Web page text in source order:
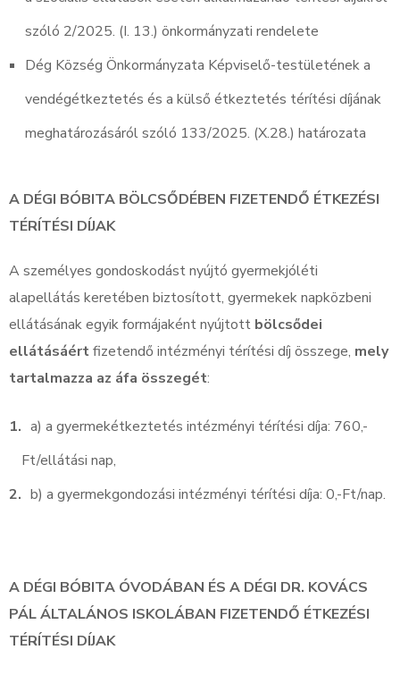
szóló 2/2025. (I. 13.) önkormányzati rendelete
Dég Község Önkormányzata Képviselő-testületének a
vendégétkeztetés és a külső étkeztetés térítési díjának
meghatározásáról szóló 133/2025. (X.28.) határozata
A DÉGI BÓBITA BÖLCSŐDÉBEN FIZETENDŐ ÉTKEZÉSI
TÉRÍTÉSI DÍJAK
A személyes gondoskodást nyújtó gyermekjóléti
alapellátás keretében biztosított, gyermekek napközbeni
ellátásának egyik formájaként nyújtott bölcsődei
ellátásáértfizetendő intézményi térítési díj összege, mely
tartalmazza az áfa összegét:
a) a gyermekétkeztetés intézményi térítési díja: 760,-
Ft/ellátási nap,
b) a gyermekgondozási intézményi térítési díja: 0,-Ft/nap.
A DÉGI BÓBITA ÓVODÁBAN ÉS A DÉGI DR. KOVÁCS
PÁL ÁLTALÁNOS ISKOLÁBAN FIZETENDŐ ÉTKEZÉSI
TÉRÍTÉSI DÍJAK